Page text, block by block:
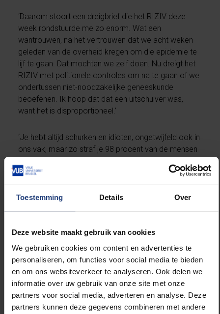
Toestemming Details Over
Deze website maakt gebruik van cookies
We gebruiken cookies om content en advertenties te
personaliseren, om functies voor social media te bieden
en om ons websiteverkeer te analyseren. Ook delen we
informatie over uw gebruik van onze site met onze
partners voor social media, adverteren en analyse. Deze
partners kunnen deze gegevens combineren met andere
‘Daarom stoort een dreigbrief die het RIZIV deze
week rondstuurde me zo enorm. Wat een
wantrouwen, na het vertrouwen dat we acht weken
geleden van de overheid kregen om die epidemie te
lijf te gaan. Dat mochten we zelf doen. Nu dreigt het
RIZIV met politionele controles om na te gaan of we
ondertussen niet-noodzakelijke geneeskunde
beoefenen. Ik hoop dat dat een uitschuiver was,
want het is disproportioneel.’
‘Je hebt altijd schurken en idioten, ongetwijfeld ook in
ons vak, maar zo straf je 98 procent van de mensen
niet van plan nu facelifts uit te voeren of spataders te
verwijderen. En een mevrouw die op een nieuwe
heup wacht, zal nog even moeten wachten. Maar
daar geen misverstand over bestaan.’
De dreigbrief die het
RIZIV deze week
rondstuurde stoort